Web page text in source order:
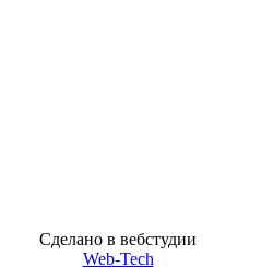
Сделано в вебстудии
Web-Tech